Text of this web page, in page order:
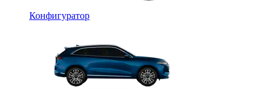
Конфигуратор